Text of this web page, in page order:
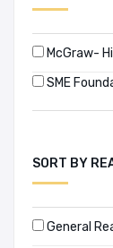
McGraw-
SME
SORT BY
General